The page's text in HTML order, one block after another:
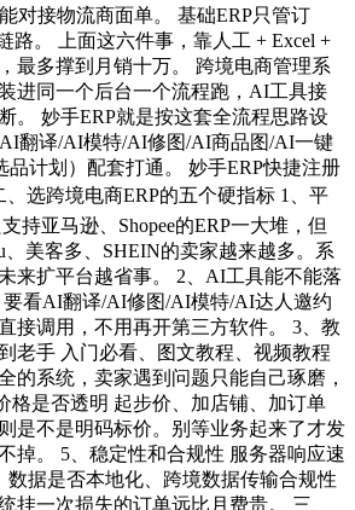
对接物流商面单。 基础ERP只管订
路。 上面这六件事，靠人工 + Excel +
最多撑到月销十万。 跨境电商管理系
进同一个后台一个流程跑，AI工具接
。 妙手ERP就是按这套全流程思路设
翻译/AI模特/AI修图/AI商品图/AI一键
计划）配套打通。 妙手ERP快捷注册
选跨境电商ERP的五个硬指标 1、平
持亚马逊、Shopee的ERP一大堆，但
、美客多、SHEIN的卖家越来越多。系
来扩平台越省事。 2、AI工具能不能落
看AI翻译/AI修图/AI模特/AI达人邀约
接调用，不用再开第三方软件。 3、教
老手 入门必看、图文教程、视频教程
的系统，卖家遇到问题只能自己琢磨，
格是否透明 起步价、加店铺、加订单
是不是明码标价。别等业务起来了才发
掉。 5、稳定性和合规性 服务器响应速
数据是否本地化、跨境数据传输合规性
一次损失的订单远比月费贵。 三、